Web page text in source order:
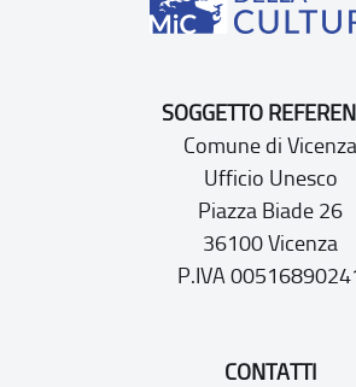
SOGGETTO
Comune di Vicenza
Ufficio Unesco
Piazza Biade 26
36100 Vicenza
P.IVA
CONTATTI